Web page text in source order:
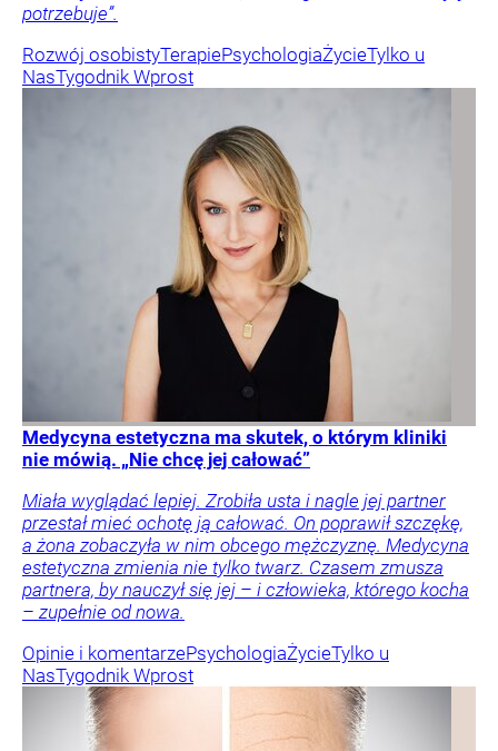
potrzebuje”.
Rozwój osobistyTerapiePsychologiaŻycieTylko u
NasTygodnik Wprost
Medycyna estetyczna ma skutek, o którym kliniki
nie mówią. „Nie chcę jej całować”
Miała wyglądać lepiej. Zrobiła usta i nagle jej partner
przestał mieć ochotę ją całować. On poprawił szczękę,
a żona zobaczyła w nim obcego mężczyznę. Medycyna
estetyczna zmienia nie tylko twarz. Czasem zmusza
partnera, by nauczył się jej – i człowieka, którego kocha
– zupełnie od nowa.
Opinie i komentarzePsychologiaŻycieTylko u
NasTygodnik Wprost